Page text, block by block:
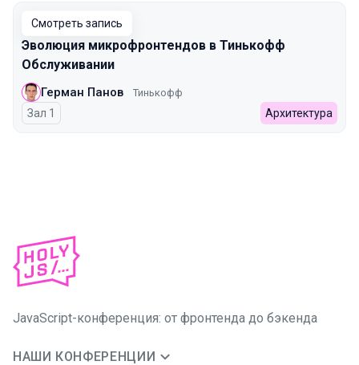
Смотреть запись
Эволюция микрофронтендов в Тинькофф
Обслуживании
Герман Панов Тинькофф
Зал 1 Архитектура
JavaScript-конференция: от фронтенда до бэкенда
НАШИ КОНФЕРЕНЦИИ